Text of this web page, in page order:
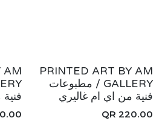
جديد!
PRINTED ART BY AM
GALLERY / مطبوعات
فنية من اي ام غاليري
220.00
AM